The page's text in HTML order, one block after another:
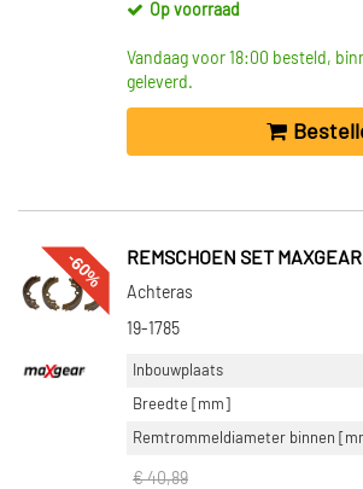
Op voorraad
Vandaag voor 18:00 besteld,
geleverd.
-60% REMSCHOEN SET
Achteras
19-1785
Inbouwplaats
Breedte [mm]
Remtrommeldiameter binnen
€ 40,89